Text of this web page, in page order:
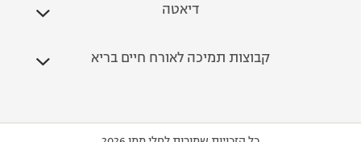
דיאטה
קבוצות תמיכה לאורח חיים בריא